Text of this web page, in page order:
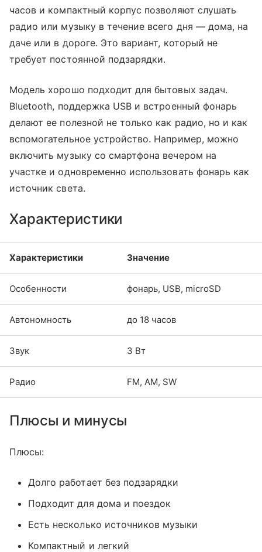
часов и компактный корпус позволяют слушать
радио или музыку в течение всего дня — дома, на
даче или в дороге. Это вариант, который не
требует постоянной подзарядки.
Модель хорошо подходит для бытовых задач.
Bluetooth, поддержка USB и встроенный фонарь
делают ее полезной не только как радио, но и как
вспомогательное устройство. Например, можно
включить музыку со смартфона вечером на
участке и одновременно использовать фонарь как
источник света.
Характеристики
Характеристики Значение
Особенности фонарь, USB, microSD
Автономность до 18 часов
Звук 3 Вт
Радио FM, AM, SW
Плюсы и минусы
Плюсы:
Долго работает без подзарядки
Подходит для дома и поездок
Есть несколько источников музыки
Компактный и легкий